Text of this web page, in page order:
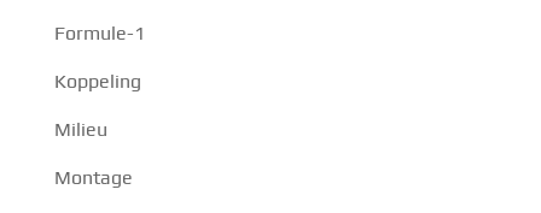
Formule-1
Koppeling
Milieu
Montage